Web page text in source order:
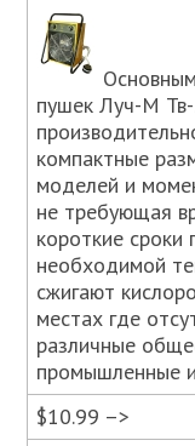
пушек Луч-М
компактные
моделей и
не требующая
короткие
необходимой
сжигают
местах где
различные
промышленные
$10.99 –>